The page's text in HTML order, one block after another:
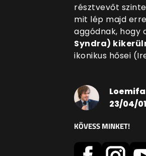
résztvevőt
mit lép majd
aggódnak, hogy
Syndra)
ikonikus hősei
23/04/
KÖVESS MINKET!